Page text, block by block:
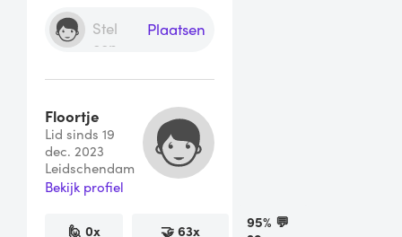
Plaatsen
Floortje
Lid sinds 19
dec. 2023
Leidschendam
Bekijk profiel
🙋 0x 🤝63x 95% 💬